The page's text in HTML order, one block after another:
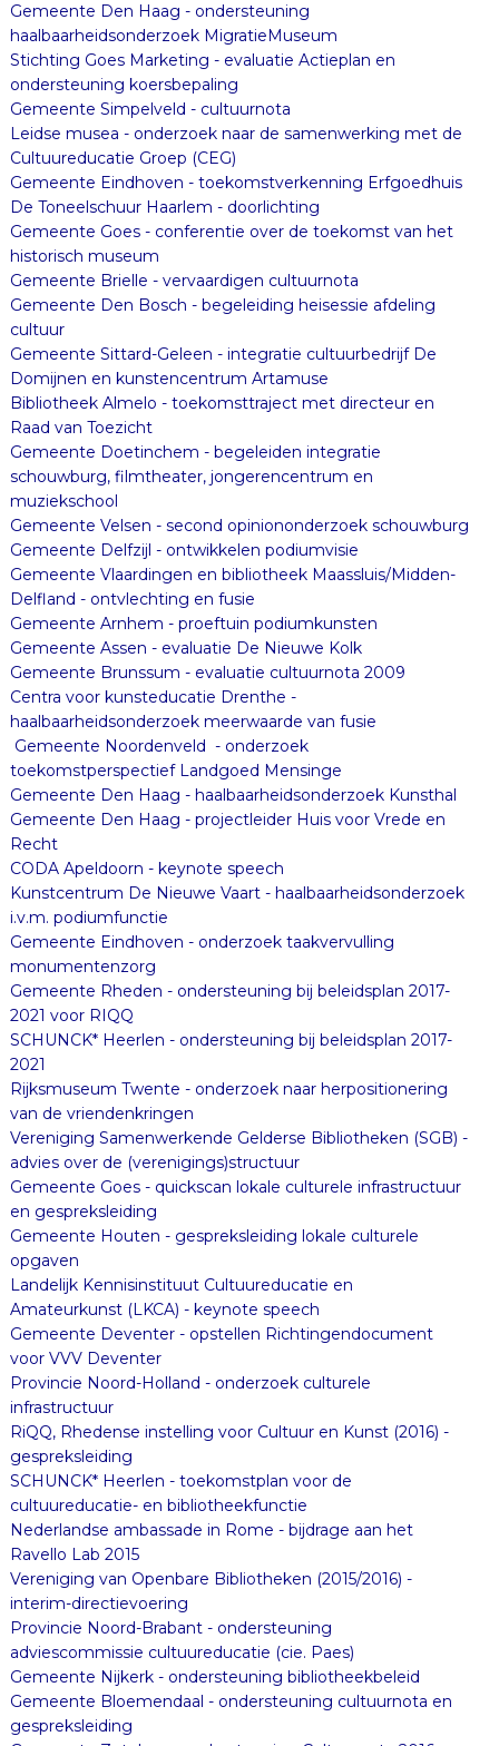
Gemeente Den Haag - ondersteuning
haalbaarheidsonderzoek MigratieMuseum
Stichting Goes Marketing - evaluatie Actieplan en
ondersteuning koersbepaling
Gemeente Simpelveld - cultuurnota
Leidse musea - onderzoek naar de samenwerking met de
Cultuureducatie Groep (CEG)
Gemeente Eindhoven - toekomstverkenning Erfgoedhuis
De Toneelschuur Haarlem - doorlichting
Gemeente Goes - conferentie over de toekomst van het
historisch museum
Gemeente Brielle - vervaardigen cultuurnota
Gemeente Den Bosch - begeleiding heisessie afdeling
cultuur
Gemeente Sittard-Geleen - integratie cultuurbedrijf De
Domijnen en kunstencentrum Artamuse
Bibliotheek Almelo - toekomsttraject met directeur en
Raad van Toezicht
Gemeente Doetinchem - begeleiden integratie
schouwburg, filmtheater, jongerencentrum en
muziekschool
Gemeente Velsen - second opiniononderzoek schouwburg
Gemeente Delfzijl - ontwikkelen podiumvisie
Gemeente Vlaardingen en bibliotheek Maassluis/Midden-
Delfland - ontvlechting en fusie
Gemeente Arnhem - proeftuin podiumkunsten
Gemeente Assen - evaluatie De Nieuwe Kolk
Gemeente Brunssum - evaluatie cultuurnota 2009
Centra voor kunsteducatie Drenthe -
haalbaarheidsonderzoek meerwaarde van fusie
Gemeente Noordenveld - onderzoek
toekomstperspectief Landgoed Mensinge
Gemeente Den Haag - haalbaarheidsonderzoek Kunsthal
Gemeente Den Haag - projectleider Huis voor Vrede en
Recht
CODA Apeldoorn - keynote speech
Kunstcentrum De Nieuwe Vaart - haalbaarheidsonderzoek
i.v.m. podiumfunctie
Gemeente Eindhoven - onderzoek taakvervulling
monumentenzorg
Gemeente Rheden - ondersteuning bij beleidsplan 2017-
2021 voor RIQQ
SCHUNCK* Heerlen - ondersteuning bij beleidsplan 2017-
2021
Rijksmuseum Twente - onderzoek naar herpositionering
van de vriendenkringen
Vereniging Samenwerkende Gelderse Bibliotheken (SGB) -
advies over de (verenigings)structuur
Gemeente Goes - quickscan lokale culturele infrastructuur
en gespreksleiding
Gemeente Houten - gespreksleiding lokale culturele
opgaven
Landelijk Kennisinstituut Cultuureducatie en
Amateurkunst (LKCA) - keynote speech
Gemeente Deventer - opstellen Richtingendocument
voor VVV Deventer
Provincie Noord-Holland - onderzoek culturele
infrastructuur
RiQQ, Rhedense instelling voor Cultuur en Kunst (2016) -
gespreksleiding
SCHUNCK* Heerlen - toekomstplan voor de
cultuureducatie- en bibliotheekfunctie
Nederlandse ambassade in Rome - bijdrage aan het
Ravello Lab 2015
Vereniging van Openbare Bibliotheken (2015/2016) -
interim-directievoering
Provincie Noord-Brabant - ondersteuning
adviescommissie cultuureducatie (cie. Paes)
Gemeente Nijkerk - ondersteuning bibliotheekbeleid
Gemeente Bloemendaal - ondersteuning cultuurnota en
gespreksleiding